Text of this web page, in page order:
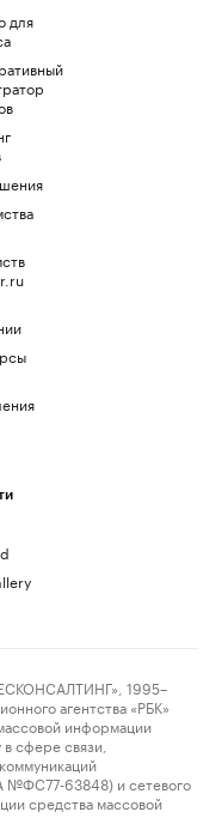
для
1995–
агентства «РБК»
информации
сфере связи,
№ФС77-63848) и сетевого
средства массовой